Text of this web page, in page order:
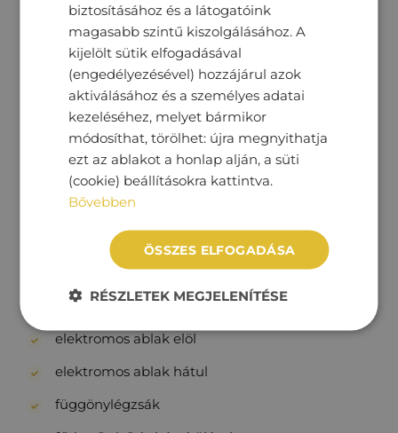
Alcantara kárpit
állítható combtámasz
állítható kormány
automatikusan sötétedő belső tükör
bőr-szövet huzat
bőrkormány
csomag rögzítő
deréktámasz
digitális kétzónás klíma
dönthető utasülések
elektromos ablak elöl
elektromos ablak hátul
függönylégzsák
biztosításához és a látogatóink
magasabb szintű kiszolgálásához. A
kijelölt sütik elfogadásával
(engedélyezésével) hozzájárul azok
aktiválásához és a személyes adatai
kezeléséhez, melyet bármikor
módosíthat, törölhet: újra megnyithatja
ezt az ablakot a honlap alján, a süti
(cookie) beállításokra kattintva.
Bővebben
ÖSSZES ELFOGADÁSA
RÉSZLETEK MEGJELENÍTÉSE